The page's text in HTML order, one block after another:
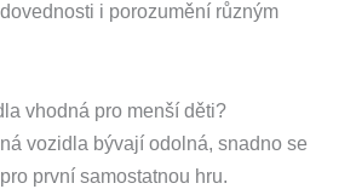
i porozumění různým
vhodná pro menší děti?
vozidla bývají odolná, snadno se
první samostatnou hru.